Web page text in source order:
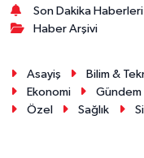
Son Dakika Haberleri
Haber Arşivi
Asayiş Bilim &
Ekonomi
Gündem
Özel
Sağlık